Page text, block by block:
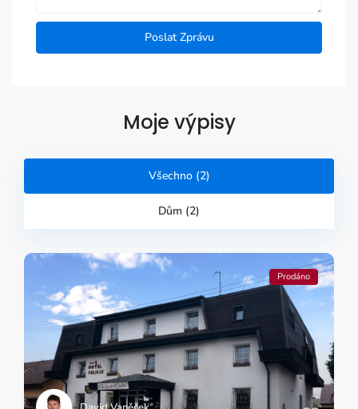
Moje výpisy
Všechno (2)
Dům (2)
Prodáno